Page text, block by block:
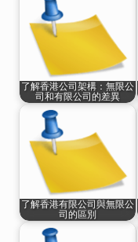
了解香港公司架構：無限公
司和有限公司的差異
了解香港有限公司與無限公
司的區別